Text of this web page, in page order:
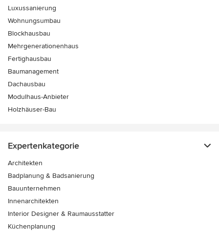
Luxussanierung
Wohnungsumbau
Blockhausbau
Mehrgenerationenhaus
Fertighausbau
Baumanagement
Dachausbau
Modulhaus-Anbieter
Holzhäuser-Bau
Expertenkategorie
Architekten
Badplanung & Badsanierung
Bauunternehmen
Innenarchitekten
Interior Designer & Raumausstatter
Küchenplanung